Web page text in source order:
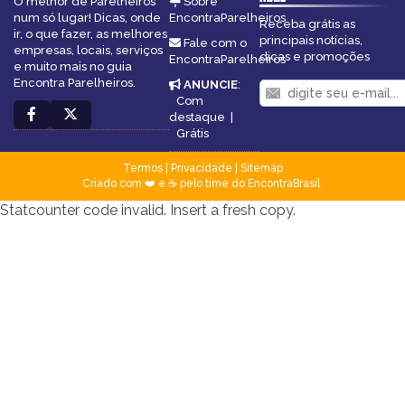
num só lugar! Dicas, onde
ir, o que fazer, as melhores
empresas, locais, serviços
e muito mais no guia
Encontra Parelheiros.
EncontraParelheiros
Fale com o
EncontraParelheiros
ANUNCIE:
Com
destaque |
Grátis
Receba grátis as
principais notícias,
dicas e promoções
Termos| Privacidade
Sitemap
Criado com ❤️ e ☕ pelo time do EncontraBrasil
Statcounter code invalid. Insert a fresh copy.